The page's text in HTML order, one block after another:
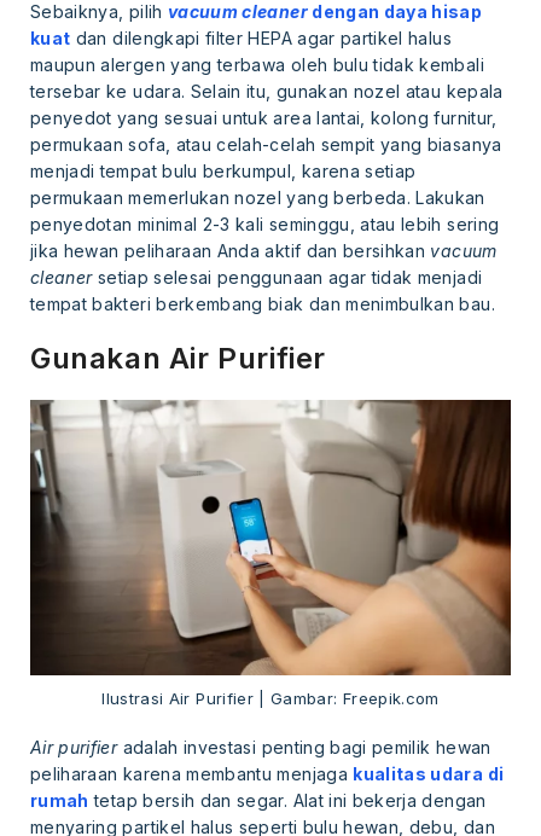
Sebaiknya, pilih vacuum cleanerdengan daya hisap
kuat dan dilengkapi filter HEPA agar partikel halus
maupun alergen yang terbawa oleh bulu tidak kembali
tersebar ke udara. Selain itu, gunakan nozel atau kepala
penyedot yang sesuai untuk area lantai, kolong furnitur,
permukaan sofa, atau celah-celah sempit yang biasanya
menjadi tempat bulu berkumpul, karena setiap
permukaan memerlukan nozel yang berbeda. Lakukan
penyedotan minimal 2-3 kali seminggu, atau lebih sering
jika hewan peliharaan Anda aktif dan bersihkan vacuum
cleanersetiap selesai penggunaan agar tidak menjadi
tempat bakteri berkembang biak dan menimbulkan bau.
Gunakan Air Purifier
Ilustrasi Air Purifier | Gambar: Freepik.com
Air purifieradalah investasi penting bagi pemilik hewan
peliharaan karena membantu menjaga kualitas udara di
rumah tetap bersih dan segar. Alat ini bekerja dengan
menyaring partikel halus seperti bulu hewan, debu, dan